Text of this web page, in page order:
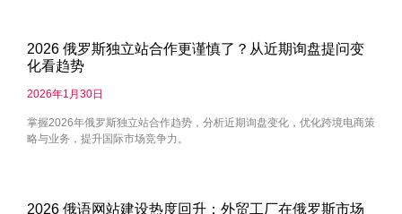
2026 俄罗斯独立站合作更谨慎了？从近期询盘提问变
化看趋势
2026年1月30日
掌握2026年俄罗斯独立站合作趋势，分析近期询盘变化，优化跨境电商策
略与业务，提升国际市场竞争力。
2026 俄语网站建设热度回升：外贸工厂在俄罗斯市场